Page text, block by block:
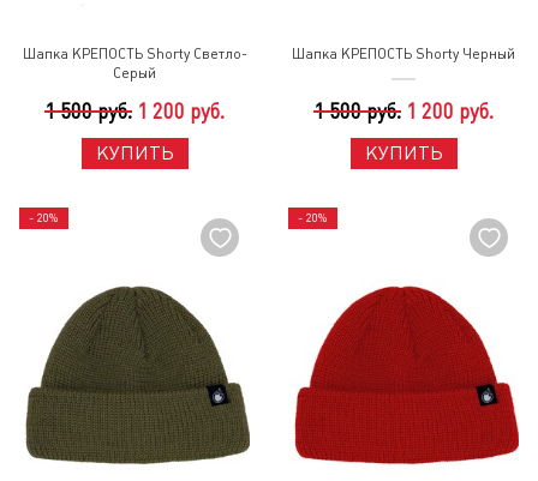
Шапка КРЕПОСТЬ Shorty Светло-
Серый
1 500 руб. 1 200 руб.
КУПИТЬ
Шапка КРЕПОСТЬ Shorty Черный
1 500 руб. 1 200 руб.
КУПИТЬ
- 20% - 20%